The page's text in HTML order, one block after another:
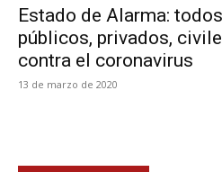
Estado de Alarma:
públicos, privados,
contra el coronavirus
13 de marzo de 2020